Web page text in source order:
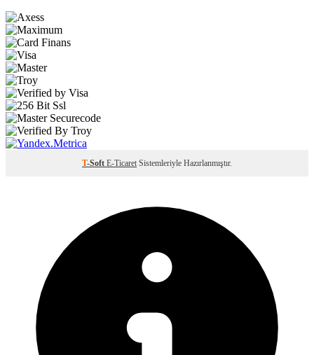
T-Soft E-Ticaret Sistemleriyle Hazırlanmıştır.